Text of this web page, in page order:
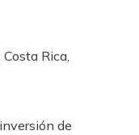
Rica,
de